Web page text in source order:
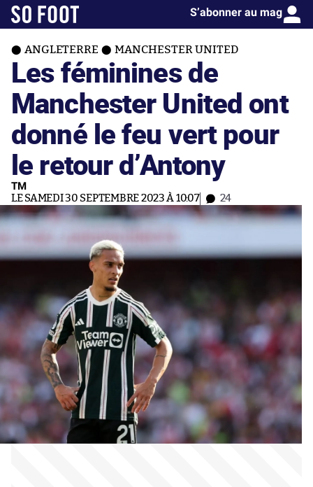
S’abonner au mag
ANGLETERRE MANCHESTER UNITED
Les féminines de
Manchester United ont
donné le feu vert pour
le retour d’Antony
TM
LE SAMEDI 30 SEPTEMBRE 2023 À 10:07 24